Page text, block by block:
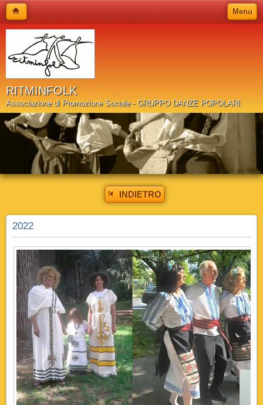
Menu
RITMINFOLK
Associazione di Promozione Sociale - GRUPPO DANZE POPOLARI
INDIETRO
2022